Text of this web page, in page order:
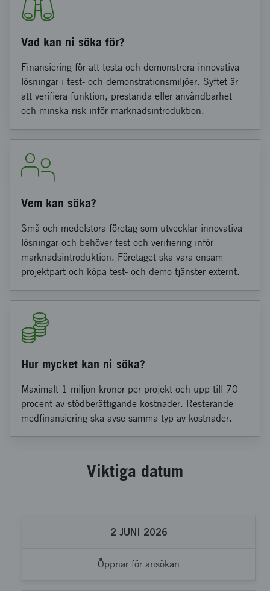
Vad kan ni söka för?
Finansiering för att testa och demonstrera innovativa
lösningar i test- och demonstrationsmiljöer. Syftet är
att verifiera funktion, prestanda eller användbarhet
och minska risk inför marknadsintroduktion.
Vem kan söka?
Små och medelstora företag som utvecklar innovativa
lösningar och behöver test och verifiering inför
marknadsintroduktion. Företaget ska vara ensam
projektpart och köpa test- och demo tjänster externt.
Hur mycket kan ni söka?
Maximalt 1 miljon kronor per projekt och upp till 70
procent av stödberättigande kostnader. Resterande
medfinansiering ska avse samma typ av kostnader.
Viktiga datum
2 JUNI 2026
Öppnar för ansökan